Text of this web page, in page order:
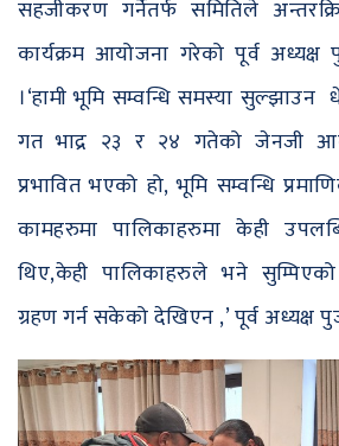
सहजीकरण गर्नेतर्फ समितिले
कार्यक्रम आयोजना गरेको पूर्व
।‘हामी भूमि सम्वन्धि समस्या
गत भाद्र २३ र २४ गतेको जेनजी
प्रभावित भएको हो, भूमि सम्वन्धि
कामहरुमा पालिकाहरुमा केही
थिए,केही पालिकाहरुले भने
ग्रहण गर्न सकेको देखिएन ,’ पूर्व अध्यक्ष